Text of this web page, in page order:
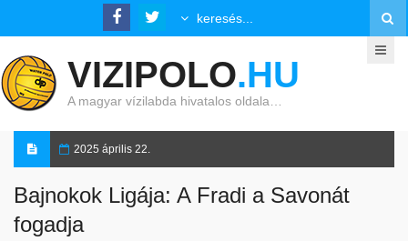
VIZIPOLO.HU
A magyar vízilabda hivatalos oldala…
2025 április 22.
Bajnokok Ligája: A Fradi a Savonát
fogadja